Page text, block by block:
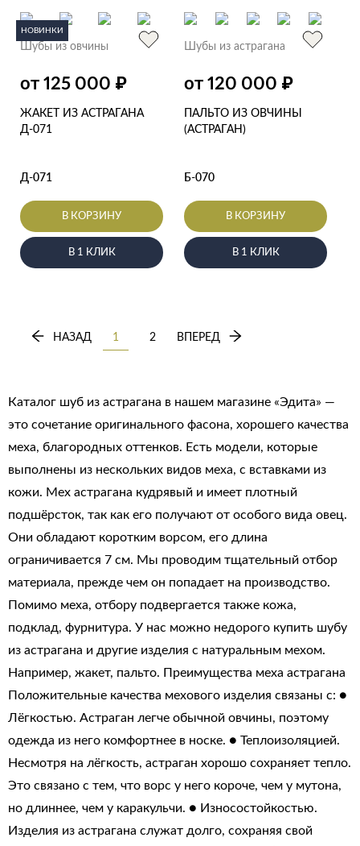
НОВИНКИ
Шубы из овчины
от 125 000 ₽
ЖАКЕТ ИЗ АСТРАГАНА
Д-071
Д-071
В КОРЗИНУ
В 1 КЛИК
Шубы из астрагана
от 120 000 ₽
ПАЛЬТО ИЗ ОВЧИНЫ
(АСТРАГАН)
Б-070
В КОРЗИНУ
В 1 КЛИК
НАЗАД 1 2 ВПЕРЕД
Каталог шуб из астрагана в нашем магазине «Эдита» —
это сочетание оригинального фасона, хорошего качества
меха, благородных оттенков. Есть модели, которые
выполнены из нескольких видов меха, с вставками из
кожи. Мех астрагана кудрявый и имеет плотный
подшёрсток, так как его получают от особого вида овец.
Они обладают коротким ворсом, его длина
ограничивается 7 см. Мы проводим тщательный отбор
материала, прежде чем он попадает на производство.
Помимо меха, отбору подвергается также кожа,
подклад, фурнитура. У нас можно недорого купить шубу
из астрагана и другие изделия с натуральным мехом.
Например, жакет, пальто. Преимущества меха астрагана
Положительные качества мехового изделия связаны с: ●
Лёгкостью. Астраган легче обычной овчины, поэтому
одежда из него комфортнее в носке. ● Теплоизоляцией.
Несмотря на лёгкость, астраган хорошо сохраняет тепло.
Это связано с тем, что ворс у него короче, чем у мутона,
но длиннее, чем у каракульчи. ● Износостойкостью.
Изделия из астрагана служат долго, сохраняя свой